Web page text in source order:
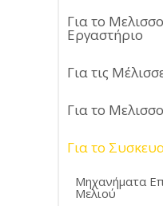
Για το
Εργαστήριο
Για τις
Για το
Για το
Μηχανήματα
Μελιού